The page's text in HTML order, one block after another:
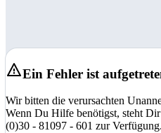
Ein Fehler ist
Wir bitten die verursachten
Wenn Du Hilfe benötigst, steht
(0)30 - 81097 - 601 zur Verfügung.